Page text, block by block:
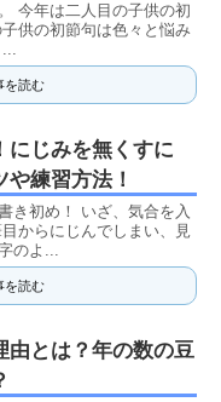
今年は二人目の子供の初
供の初節句は色々と悩み
を読む
にじみを無くすに
練習方法！
き初め！ いざ、気合を入
からにじんでしまい、見
のよ...
を読む
由とは？年の数の豆